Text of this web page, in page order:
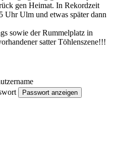
gen Heimat. In Rekordzeit
Uhr Ulm und etwas später dann
sowie der Rummelplatz in
satter Töhlenszene!!!
Passwort anzeigen